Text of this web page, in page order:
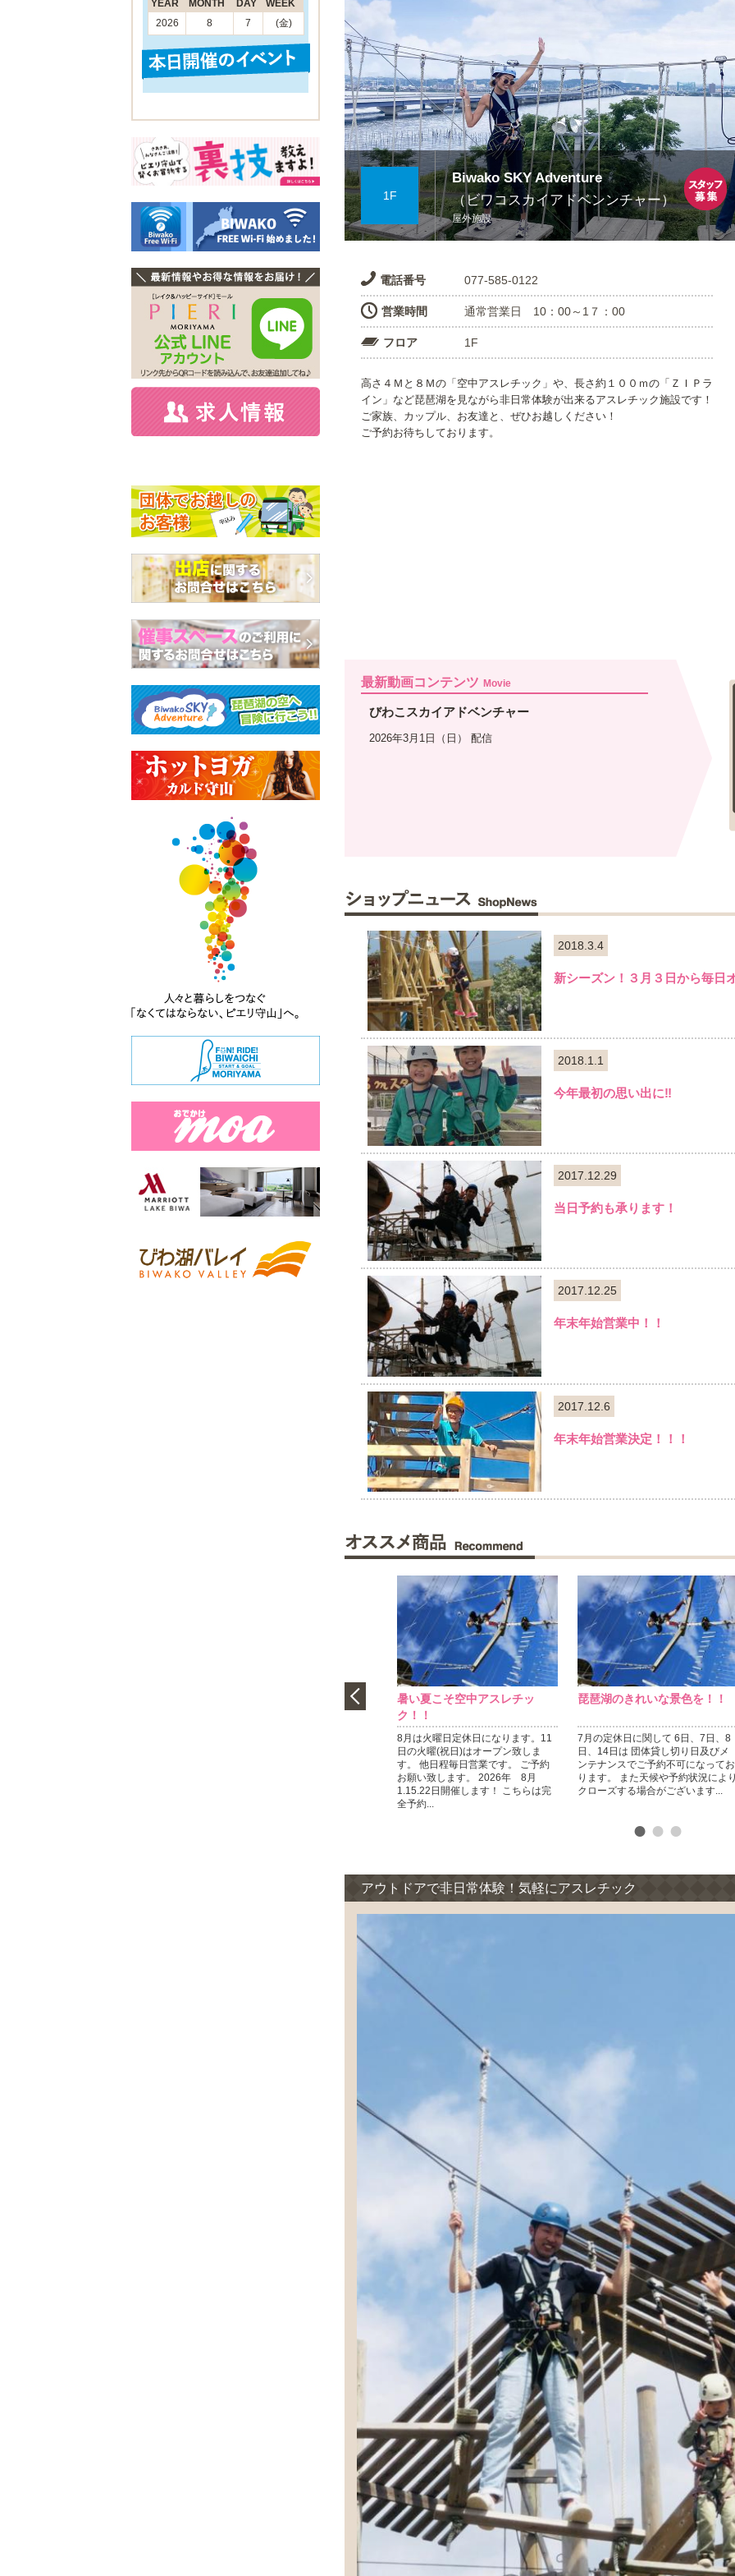
YEAR MONTH DAY
WEEK
2026
8 7 (金)
1F
Biwako SKY Adventure
（ビワコスカイアドベンンチャー）
屋外施設
電話番号 077-585-0122
営業時間 通常営業日 10：00～1７：00
フロア 1F
高さ４Ｍと８Ｍの「空中アスレチック」や、長さ約１００ｍの「ＺＩＰラ
イン」など琵琶湖を見ながら非日常体験が出来るアスレチック施設です！
ご家族、カップル、お友達と、ぜひお越しください！
ご予約お待ちしております。
最新動画コンテンツ Movie
びわこスカイアドベンチャー
2026年3月1日（日） 配信
2018.3.4
新シーズン！３月３日から毎日
2018.1.1
今年最初の思い出に‼
2017.12.29
当日予約も承ります！
2017.12.25
年末年始営業中！！
2017.12.6
年末年始営業決定！！！
暑い夏こそ空中アスレチッ
ク！！
8月は火曜日定休日になります。11
日の火曜(祝日)はオープン致しま
す。 他日程毎日営業です。 ご予約
お願い致します。 2026年 8月
1.15.22日開催します！ こちらは完
全予約...
琵琶湖のきれいな景色を！！
7月の定休日に関して 6日、7日、8
日、14日は 団体貸し切り日及びメ
ンテナンスでご予約不可になってお
ります。 また天候や予約状況により
クローズする場合がございます...
● ● ●
アウトドアで非日常体験！気軽にアスレチック